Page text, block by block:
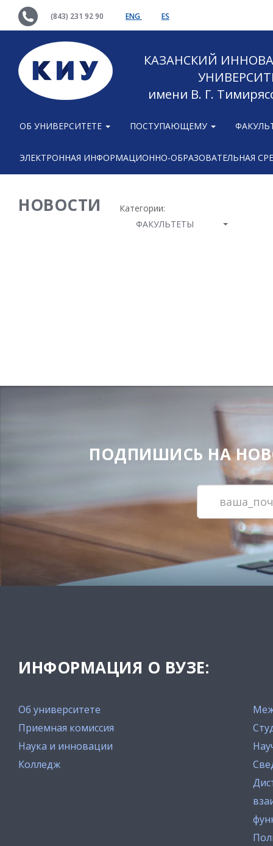
(843) 231 92 90 ENG ES
КАЗАНСКИЙ
имени В. Г.
ОБ УНИВЕРСИТЕТЕ ПОСТУПАЮЩЕМУ
ЭЛЕКТРОННАЯ ИНФОРМАЦИОННО-ОБРАЗОВАТЕЛЬНАЯ
НОВОСТИ
Категории:
ФАКУЛЬТЕТЫ
ПОДПИШИСЬ НА
ИНФОРМАЦИЯ О ВУЗЕ:
Об университете
Приемная комиссия
Наука и инновации
Колледж